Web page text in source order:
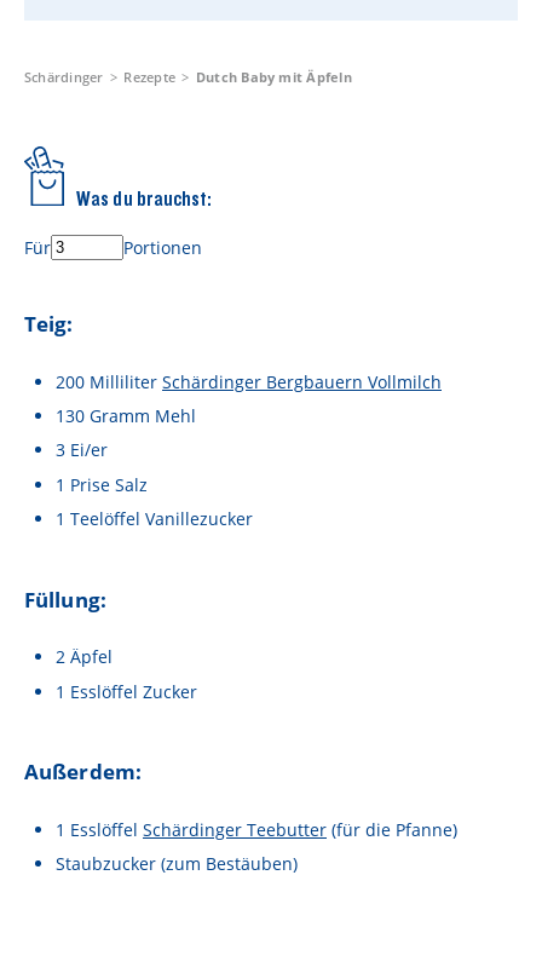
Schärdinger Käseakademie
Nachhaltigkeitsbericht
Lebensmittel sind kostbar!
Fairer Kakao bei Schärdinger
Karriere
Schärdinger Rezepte Dutch Baby mit Äpfeln
Was du brauchst:
Für Portionen
Teig:
200 Milliliter Schärdinger Bergbauern Vollmilch
130 Gramm Mehl
3 Ei/er
1 Prise Salz
1 Teelöffel Vanillezucker
Füllung:
2 Äpfel
1 Esslöffel Zucker
Außerdem:
1 Esslöffel Schärdinger Teebutter (für die Pfanne)
Staubzucker (zum Bestäuben)